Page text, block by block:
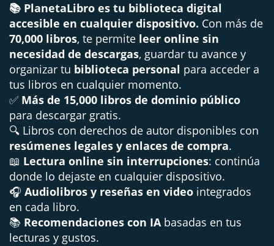
📚 PlanetaLibro es tu biblioteca digital
accesible en cualquier dispositivo. Con más de
70,000 libros, te permite leer online sin
necesidad de descargas, guardar tu avance y
organizar tu biblioteca personal para acceder a
tus libros en cualquier momento.
✅ Más de 15,000 libros de dominio público
para descargar gratis.
🔍 Libros con derechos de autor disponibles con
resúmenes legales y enlaces de compra.
📖 Lectura online sin interrupciones: continúa
donde lo dejaste en cualquier dispositivo.
🎧 Audiolibros y reseñas en video integrados
en cada libro.
📚 Recomendaciones con IAbasadas en tus
lecturas y gustos.